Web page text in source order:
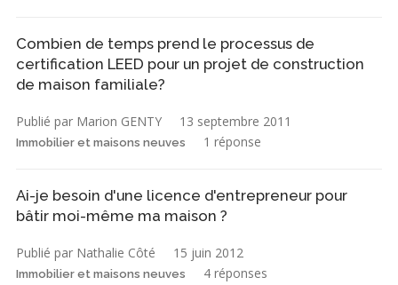
Combien de temps prend le processus de
certification LEED pour un projet de construction
de maison familiale?
Publié par Marion GENTY 13 septembre 2011
Immobilier et maisons neuves 1 réponse
Ai-je besoin d'une licence d'entrepreneur pour
bâtir moi-même ma maison ?
Publié par Nathalie Côté 15 juin 2012
Immobilier et maisons neuves 4 réponses